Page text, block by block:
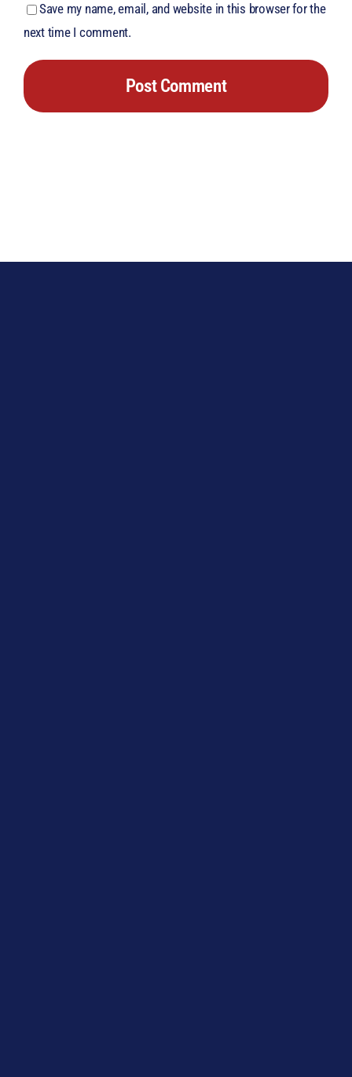
Save my name, email, and website in this browser for the
next time I comment.